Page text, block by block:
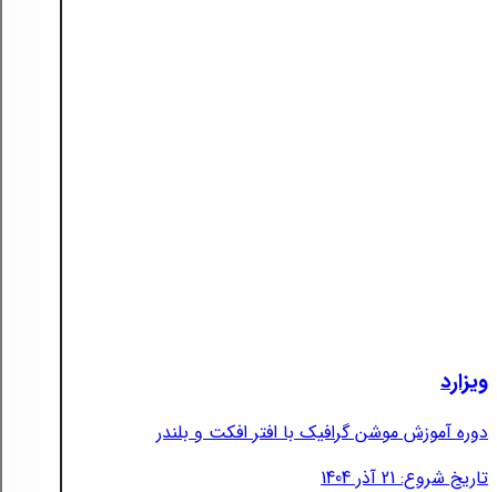
ویزارد
دوره آموزش موشن گرافیک با افتر افکت و بلندر
تاریخ شروع: 21 آذر 1404